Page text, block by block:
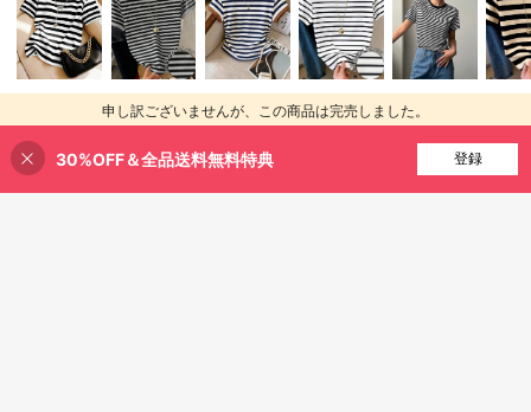
申し訳ございませんが、この商品は完売しました。
30%OFF＆全品送料無料特典 登録